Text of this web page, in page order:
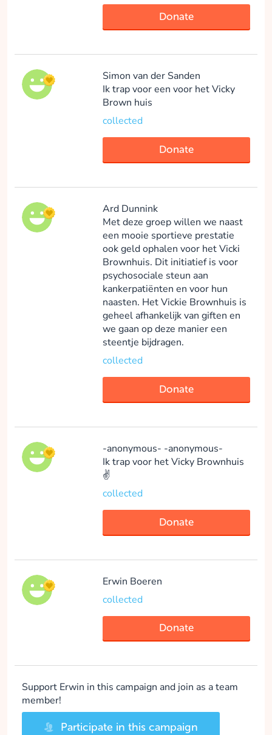
Donate
Simon van der Sanden
Ik trap voor een voor het Vicky
Brown huis
collected
Donate
Ard Dunnink
Met deze groep willen we naast
een mooie sportieve prestatie
ook geld ophalen voor het Vicki
Brownhuis. Dit initiatief is voor
psychosociale steun aan
kankerpatiënten en voor hun
naasten. Het Vickie Brownhuis is
geheel afhankelijk van giften en
we gaan op deze manier een
steentje bijdragen.
collected
Donate
-anonymous- -anonymous-
Ik trap voor het Vicky Brownhuis
✌️
collected
Donate
Erwin Boeren
collected
Donate
Support Erwin in this campaign and join as a team
member!
Participate in this campaign